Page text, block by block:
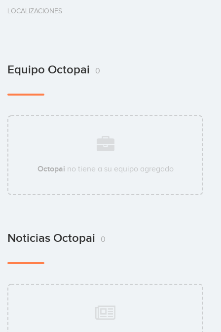
LOCALIZACIONES
Equipo Octopai 0
Octopai no tiene a su equipo agregado
Noticias Octopai 0